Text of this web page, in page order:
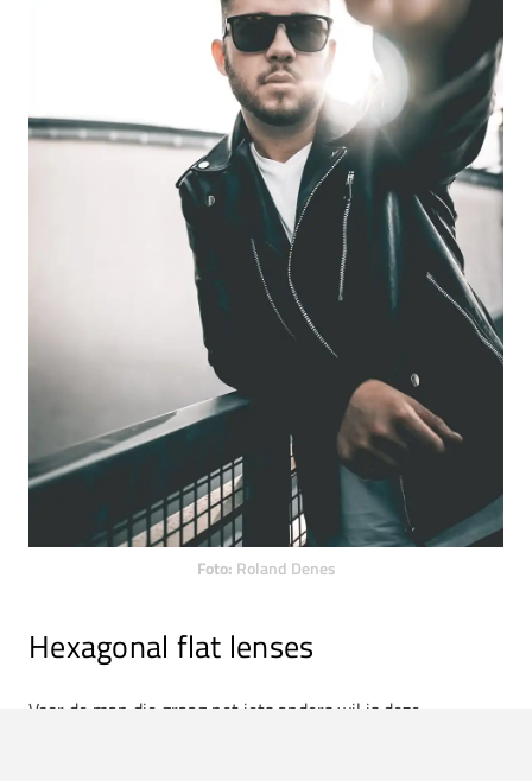
Foto: Roland Denes
Hexagonal flat lenses
Voor de man die graag net iets anders wil is deze